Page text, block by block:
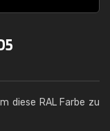
diese RAL Farbe zu